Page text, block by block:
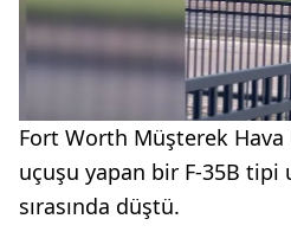
Fort Worth Müşterek
uçuşu yapan bir F-35B tipi
sırasında düştü.